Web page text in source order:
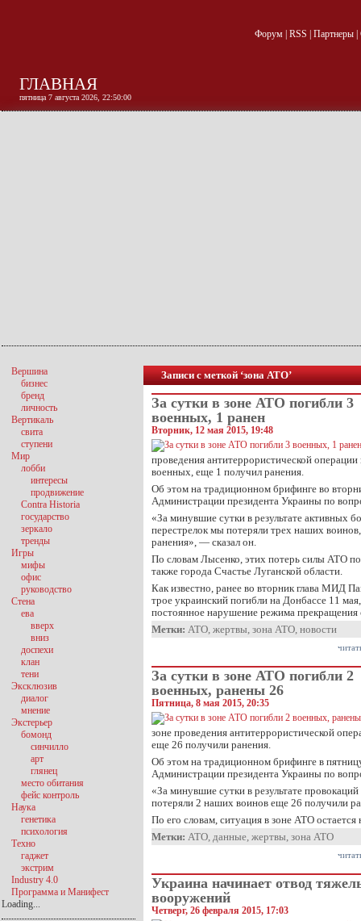
Форум| RSS Партнеры|
ГЛАВНАЯ
пятница 7 августа 2026, 22:50:01
Записи с меткой ‘зона АТО’
За сутки в зоне АТО погибли 3
военных, 1 ранен
Вторник, 12 мая 2015, 19:48
проведения антитеррористической
военных, еще 1 получил ранения.
Об этом на традиционном брифинге во
Администрации президента Украины по
«За минувшие сутки в результате активных
перестрелок мы потеряли трех наших
ранения», — сказал он.
По словам Лысенко, этих потерь силы АТО
также города Счастье Луганской области.
Как известно, ранее во вторник глава МИД
трое украинский погибли на Донбассе 11
постоянное нарушение режима прекращения
Метки: АТО, жертвы, зона АТО, новости
За сутки в зоне АТО погибли 2
военных, ранены 26
Пятница, 8 мая 2015, 20:35
зоне проведения антитеррористической
еще 26 получили ранения.
Об этом на традиционном брифинге в
Администрации президента Украины по
«За минувшие сутки в результате
потеряли 2 наших воинов еще 26 получили
По его словам, ситуация в зоне АТО
Метки: АТО, данные, жертвы, зона АТО
Украина начинает отвод
вооружений
Четверг, 26 февраля 2015, 17:03
Вершина
бизнес
бренд
личность
Вертикаль
свита
ступени
Мир
лобби
интересы
продвижение
Contra Historia
государство
зеркало
тренды
Игры
мифы
офис
руководство
Стена
ева
вверх
вниз
доспехи
клан
тени
Эксклюзив
диалог
мнение
Экстерьер
бомонд
синчилло
арт
глянец
место обитания
фейс контроль
Наука
генетика
психология
Техно
гаджет
экстрим
Industry 4.0
Программа и Манифест
Loading...